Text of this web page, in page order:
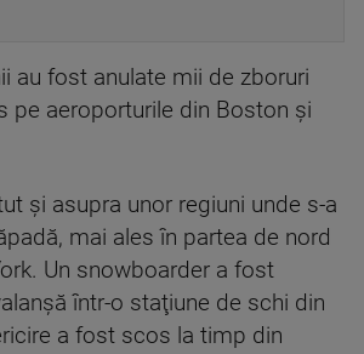
au fost anulate mii de zboruri
pe aeroporturile din Boston și
și asupra unor regiuni unde s-a
mai ales în partea de nord
Un snowboarder a fost
într-o staţiune de schi din
a fost scos la timp din